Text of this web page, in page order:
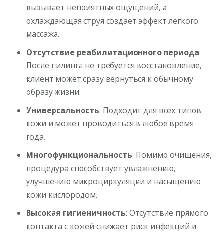
вызывает неприятных ощущений, а
охлаждающая струя создает эффект легкого
массажа.
Отсутствие реабилитационного периода:
После пилинга не требуется восстановление,
клиент может сразу вернуться к обычному
образу жизни.
Универсальность: Подходит для всех типов
кожи и может проводиться в любое время
года.
Многофункциональность: Помимо очищения,
процедура способствует увлажнению,
улучшению микроциркуляции и насыщению
кожи кислородом.
Высокая гигиеничность: Отсутствие прямого
контакта с кожей снижает риск инфекций и